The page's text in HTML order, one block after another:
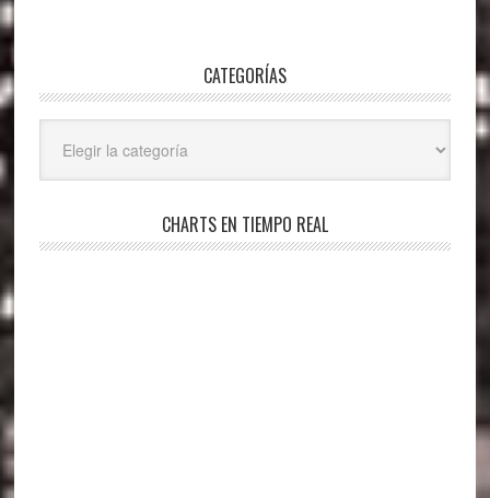
CATEGORÍAS
CHARTS EN TIEMPO REAL